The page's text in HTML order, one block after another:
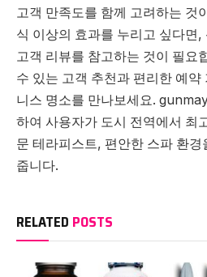
고객 만족도를 함께 고려하는 것
식 이상의 효과를 누리고 싶다면
고객 리뷰를 참고하는 것이 필요
수 있는 고객 추천과 편리한 예약
니스 명소를 만나보세요.
하여 사용자가 도시 전역에서 최
문 테라피스트, 편안한 스파 환
줍니다.
RELATED POSTS